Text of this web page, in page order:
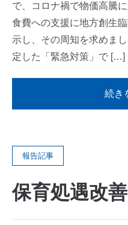
で、コロナ禍で物価高騰
食費への支援に地方創生
示し、その周知を求めま
定した「緊急対策」で […]
続き
報告記事
保育処遇改